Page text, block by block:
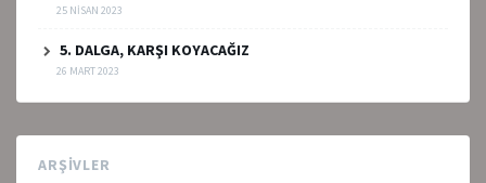
25 NISAN 2023
5. DALGA, KARŞI KOYACAĞIZ
26 MART 2023
ARŞIVLER